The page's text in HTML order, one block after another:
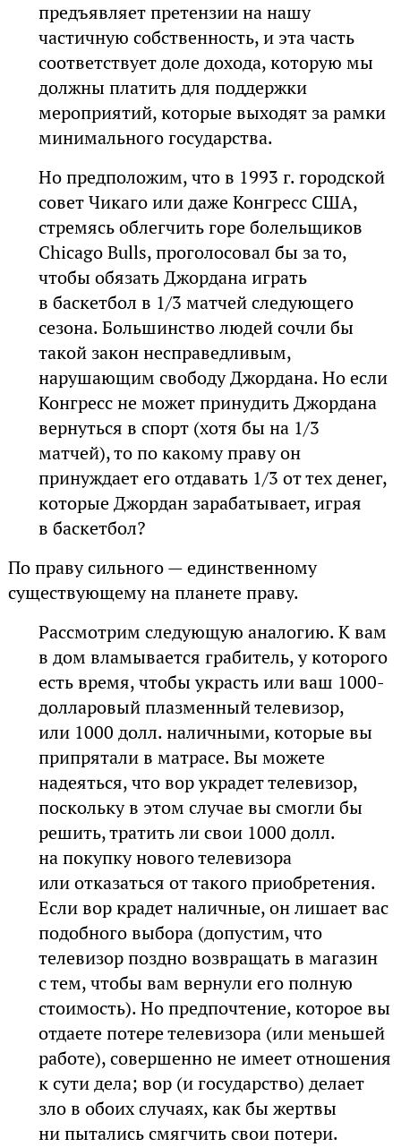
предъявляет претензии на нашу
частичную собственность, и эта часть
соответствует доле дохода, которую мы
должны платить для поддержки
мероприятий, которые выходят за рамки
минимального государства.
Но предположим, что в 1993 г. городской
совет Чикаго или даже Конгресс США,
стремясь облегчить горе болельщиков
Chicago Bulls, проголосовал бы за то,
чтобы обязать Джордана играть
в баскетбол в 1/3 матчей следующего
сезона. Большинство людей сочли бы
такой закон несправедливым,
нарушающим свободу Джордана. Но если
Конгресс не может принудить Джордана
вернуться в спорт (хотя бы на 1/3
матчей), то по какому праву он
принуждает его отдавать 1/3 от тех денег,
которые Джордан зарабатывает, играя
в баскетбол?
По праву сильного — единственному
существующему на планете праву.
Рассмотрим следующую аналогию. К вам
в дом вламывается грабитель, у которого
есть время, чтобы украсть или ваш 1000-
долларовый плазменный телевизор,
или 1000 долл. наличными, которые вы
припрятали в матрасе. Вы можете
надеяться, что вор украдет телевизор,
поскольку в этом случае вы смогли бы
решить, тратить ли свои 1000 долл.
на покупку нового телевизора
или отказаться от такого приобретения.
Если вор крадет наличные, он лишает вас
подобного выбора (допустим, что
телевизор поздно возвращать в магазин
с тем, чтобы вам вернули его полную
стоимость). Но предпочтение, которое вы
отдаете потере телевизора (или меньшей
работе), совершенно не имеет отношения
к сути дела; вор (и государство) делает
зло в обоих случаях, как бы жертвы
ни пытались смягчить свои потери.